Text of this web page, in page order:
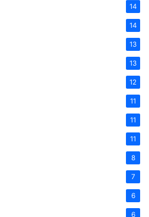
14
14
13
13
12
11
11
11
8
7
6
6